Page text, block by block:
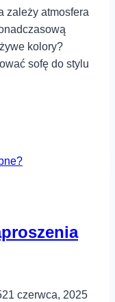
zależy atmosfera
kolory?
sofę do stylu
21 czerwca, 2025